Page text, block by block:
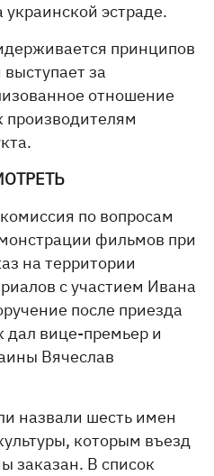
эстраде.
принципов
за
отношение
производителям
по вопросам
фильмов при
на территории
с участием Ивана
после приезда
дал вице-премьер и
Вячеслав
назвали шесть имен
которым въезд
заказан. В список